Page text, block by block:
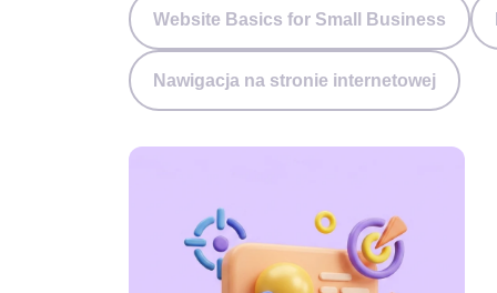
Website Basics for Small Business
Nawigacja na stronie internetowej